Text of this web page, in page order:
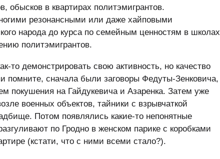
обысков в квартирах политэмигрантов.
резонансными или даже хайповыми
народа до курса по семейным ценностям в школах
политэмигрантов.
то демонстрировать свою активность, но качество
помните, сначала были заговоры Федуты-Зенковича,
покушения на Гайдукевича и Азаренка. Затем уже
военных объектов, тайники с взрывчаткой
Потом появлялись какие-то непонятные
по Гродно в женском парике с коробками
(кстати, что с ними всеми стало?).